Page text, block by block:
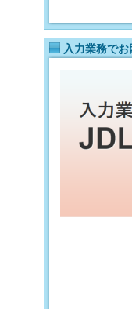
入力業務で